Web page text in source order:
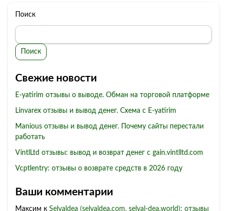
Поиск
Поиск
Свежие новости
E-yatirim отзывы о выводе. Обман на торговой платформе
Linvarex отзывы и вывод денег. Схема с E-yatirim
Manious отзывы и вывод денег. Почему сайты перестали
работать
VintlLtd отзывы: вывод и возврат денег с gain.vintlltd.com
Vcptlentry: отзывы о возврате средств в 2026 году
Ваши комментарии
Максим к Selvaldea (selvaldea.com, selval-dea.world): отзывы